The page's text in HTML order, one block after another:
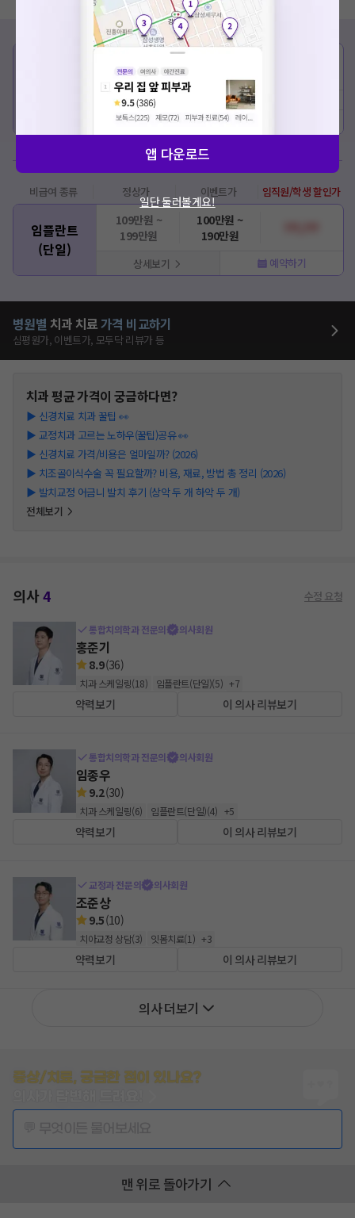
급여가
- 초진비, 파노라마 x-ray 촬영 비용 포함
상세보기
비급여 종류 정상가 이벤트가 임직원/학생 할인가
임플란트
(단일)
109만원 ~
199만원
100만원 ~
190만원
상세보기 예약하기
병원별 치과 치료가격 비교하기
심평원가, 이벤트가, 모두닥 리뷰가 등
치과평균 가격이 궁금하다면?
▶ 신경치료 치과 꿀팁 👀
▶ 교정치과 고르는 노하우(꿀팁)공유 👀
▶ 신경치료 가격/비용은 얼마일까? (2026)
▶ 치조골이식수술 꼭 필요할까? 비용, 재료, 방법 총 정리 (2026)
▶ 발치교정 어금니 발치 후기 (상악 두 개 하악 두 개)
전체보기
의사4 수정 요청
통합치의학과 전문의 의사회원
홍준기
8.9(36)
치과 스케일링(18) 임플란트(단일)(5) +7
약력보기 이 의사 리뷰보기
통합치의학과 전문의 의사회원
임종우
9.2(30)
치과 스케일링(6) 임플란트(단일)(4) +5
약력보기 이 의사 리뷰보기
교정과 전문의 의사회원
조준상
9.5(10)
치아교정 상담(3) 잇몸치료(1 ) +3
약력보기 이 의사 리뷰보기
의사 더보기
증상/치료, 궁금한 점이 있나요?
맨 위로 돌아가기
앱 다운로드
일단 둘러볼게요!